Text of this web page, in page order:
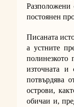
Разположени
постоянен
Писаната
а устните
полинезкото
източната
потвърдява
острови,
обичаи и,